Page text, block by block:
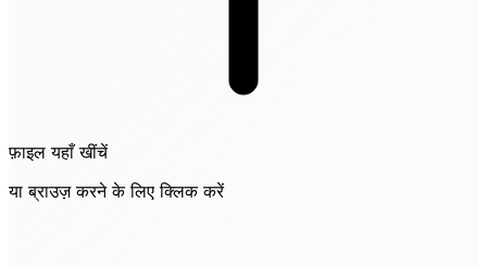
फ़ाइल यहाँ खींचें
या ब्राउज़ करने के लिए क्लिक करें